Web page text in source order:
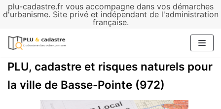
plu-cadastre.fr vous accompagne dans vos démarches
d'urbanisme. Site privé et indépendant de l'administration
française.
Aller
contenu
PLU, cadastre et risques naturels pour
la ville de Basse-Pointe (972)